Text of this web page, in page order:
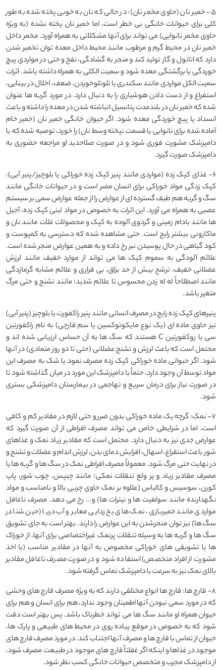
5- خمیر نان (حاوی مخمر نان): در حالی که نان به خوبی پخته شده به طور
کلی برای حیوانات خانگی بی خطر است، اما خمیر نان پخته نشده (به ویژه
حاوی مخمر نانوایی) می تواند برای آنها مشکلاتی به همراه آورد. مخمر داخل
خمیر نان در محیط گرم و مرطوب مانند محیط داخل معده توان تخمیر شدن
دارد که اتانول و گاز تولید کند و منجر به گشادگی، نفخ و حتی در مواردی پیچ
خوردگی یا برگشتگی معده شود و سمیت الکلی به همراه داشته باشد. اثرات
سمیت الکل مواردی مانند سکندری یا تلوتلوخوردن، ضعف، اخلال در بینایی،
استفراغ و از دست دادن هوشیاری را به دنبال دارد. در مورد گربه ها عنوان
شده که خمیر نان در بلندمدت پتانسیل انباشته شدن در معده را داشته و باعث
انسداد یا پیچ خوردگی معده شود. اگر حیوان خانگی خمیر نان (خمیر خام
آماده شده برای نانوایی یا قسمت نپخته وسط نان) را خورد، توصیه شده که با
دامپزشک مشورت فوری شود و در صورت صلاحدید او مراجعه حضوری به
دامپزشک صورت گیرد.
6- غذای کپک زده (مواردی مانند پنیر کپک زده خوراکی یا بلوچیز/پنیر آبی):
کپک زدگی مواد خوراکی برای انسان مضر است و در حیوانات خانگی مانند
سگ و گربه هم طیف گسترده ای از عوارض را از جمله عوارض سمی بر سیستم
عصبی به همراه می آورد. این اثرات به خصوص در مواد لبنی کپک زده، آجیل
ها مانند بادام زمینی و گردوی آلوده به کپک و محصولات غلات مانند نان و
ماکارونی بیشتر رایج است. حتی مشاهده شده که دسترسی به کمپوست و
کود گیاهی در حال پوسیدن نیز رخ داده و به همین عوارض منجر شده است.
علائم آلودگی به سموم کپک ها می تواند از موارد خفیف مانند لرزش
عضلانی خفیف، ترشح بیش از حد بزاق، بی قراری و علائم مشابه گرمازدگی
مانند اصطلاحاً له له زدن محسوس تا علائم شدید؛ مانند تشنج و حتی مرگ
متغیر باشد.
پنیرهای کپک زده رایج در مصرف انسانی مانند پنیر راکفورت یا بلوچیز (پنیر آبی)
نیز حاوی ماده ای (یک نوع مایکوتوکسین یا سم قارچی) به نام راکفورتین
سی یا روکفورتین C هستند که سگ ها به آن حساس ارزیابی شده اند و
محتمل است که باعث لرزش و تشنج عضلانی (حتی تا دو روز متمادی) در آنها
شود. اگر حیوانی ماده خوراکی کپک زده مصرف نمود یا شک به مصرف این
مواد توسط آن وجود دارد، حتماً با دامپزشک این مورد در میان گذاشته شود تا
در صورت نیاز برای درمان سریع و تهاجمی در بیمارستان دامپزشکی بستری
شود.
7- نمک: گرچه یک ماده خوراکی بدون ضرر و حتی لازم در مقادیر کم و کافی
است، اما در شرایطی خاص می تواند مصرف افراطی از آن صورت گیرد که
عوارض جدی نیز به دنبال دارد. محتمل است که مقادیر زیاد نمک و غذاهای
شور باعث استفراغ، اسهال، افزایش دمای بدن، لرزش اندام و عضلات و تشنج و
در نهایت حتی مرگ شود. معمولاً مصرف افراطی نمک در سگ ها و گربه ها با
مصرف مقادیر زیاد و پر ولع تنقلات نمکی؛ مانند چیپس، چوب شور، پاپ
کورن، سوسیس و کالباس (علاوه بر نمک حاوی چربی بالا و نامناسب و مواد
نگهدارنده مانند سولفیت ها و نیترات ها) و... رخ می دهد. مصرف ناغافل
مواردی مانند خمیربازی، نمک های یخ زدایی معابر و آب دریا (حین شنا در
سگ ها) نیز توان منجرشدن به این عوارض را دارند. بهتر است به جای تشویق
سگ ها و گربه ها به وسیله تنقلات پرنمک غیراختصاصی برای آنها، از خوراک
ها یا تشویقی های خوراکی مخصوص به آنها در مقادیر مناسب (با اخذ
مشورت از افراد متخصص) استفاده شود و در صورت مصرف ناغافل مقادیر
بالای نمک نیز به سرعت با دامپزشک تماس گرفته شود.
8- قارچ ها: قارچ ها انواع مختلفی دارند که به ویژه مصرف قارچ های وحشی
که در مورد سمی نبودن آنها اطمینان وجود ندارد، هم برای انسان و هم برای
حیوان همراه او مانند سگ ها می تواند خطرناک باشد. پس بهتر است دقت
شود که به خصوص در موقع پیاده روی در محیط های طبیعی و پارک ها،
حیوان از تماس با قارچ ها و مصرف آنها اجتناب کند. در مورد مصرف قارچ های
موجود در غذاها و اینکه اگر غفلتاً قارچ های موجود در طبیعت مصرف شود،
از دامپزشک مجرب و متخصص حیوانات خانگی کسب نظر شود.